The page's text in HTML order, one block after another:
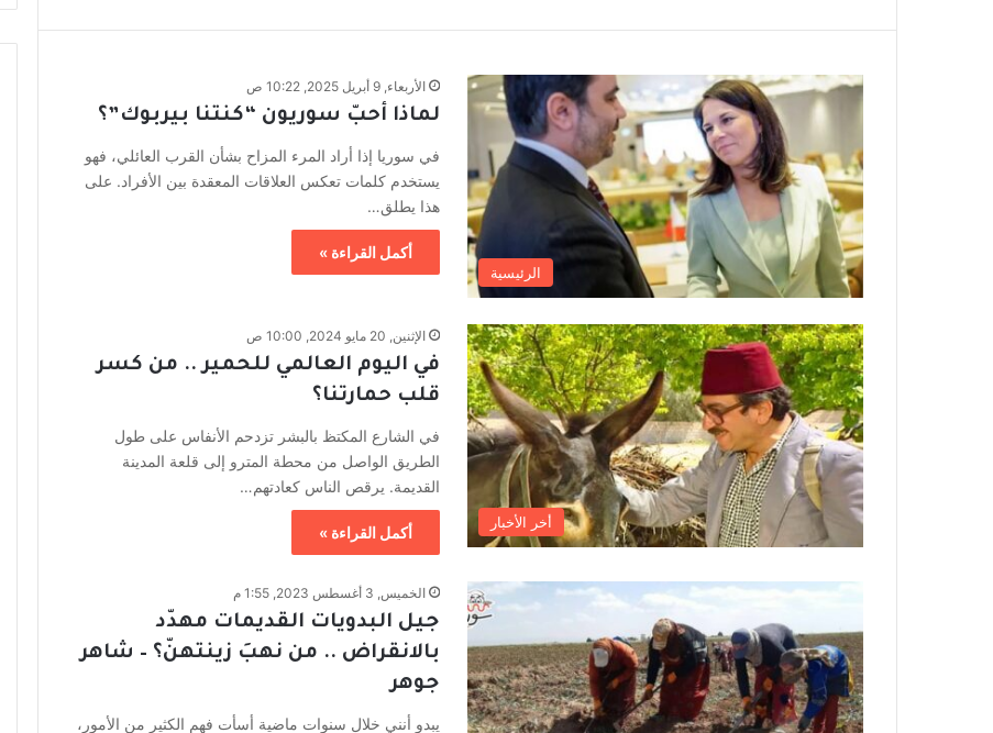
الرئيسية
الأربعاء, 9 أبريل 2025, 10:22 ص
لماذا أحبّ سوريون “كنتنا بيربوك”؟
في سوريا إذا أراد المرء المزاح بشأن القرب العائلي، فهو
يستخدم كلمات تعكس العلاقات المعقدة بين الأفراد. على
هذا يطلق…
أكمل القراءة »
أخر الأخبار
الإثنين, 20 مايو 2024, 10:00 ص
في اليوم العالمي للحمير .. من كسر
قلب حمارتنا؟
في الشارع المكتظ بالبشر تزدحم الأنفاس على طول
الطريق الواصل من محطة المترو إلى قلعة المدينة
القديمة. يرقص الناس كعادتهم…
أكمل القراءة »
الخميس, 3 أغسطس 2023, 1:55 م
جيل البدويات القديمات مهدّد
بالانقراض .. من نهبَ زينتهنّ؟ – شاهر
جوهر
يبدو أنني خلال سنوات ماضية أسأت فهم الكثير من الأمور،